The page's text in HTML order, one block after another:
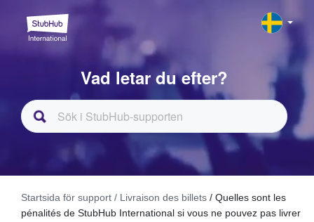
Vad letar du efter?
Startsida för support / Livraison des billets / Quelles sont les
pénalités de StubHub International si vous ne pouvez pas livrer